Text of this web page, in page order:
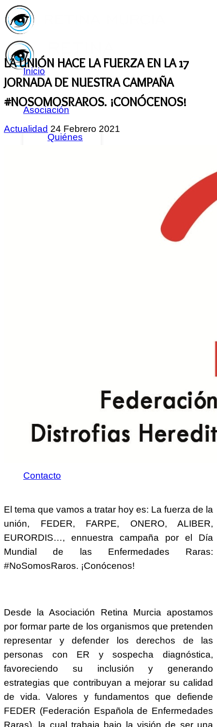
Inicio
Asociación
Quiénes
Revista
Contacto
LA UNIÓN HACE LA FUERZA EN LA 17
JORNADA DE NUESTRA CAMPAÑA
#NOSOMOSRAROS. ¡CONÓCENOS!
Actualidad 24 Febrero 2021
El tema que vamos a tratar hoy es: La fuerza de la
unión, FEDER, FARPE, ONERO, ALIBER,
EURORDIS…, ennuestra campaña por el Día
Mundial de las Enfermedades Raras:
#NoSomosRaros. ¡Conócenos!
Desde la Asociación Retina Murcia apostamos
por formar parte de los organismos que pretenden
representar y defender los derechos de las
personas con ER y sospecha diagnóstica,
favoreciendo su inclusión y generando
estrategias que contribuyan a mejorar su calidad
de vida. Valores y fundamentos que defiende
FEDER (Federación Española de Enfermedades
Raras), la cual trabaja bajo la visión de ser una